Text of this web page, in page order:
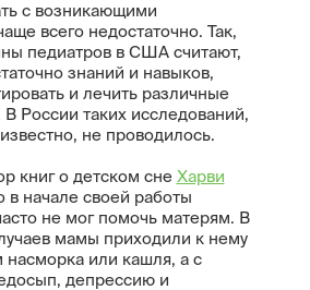
с возникающими
всего недостаточно. Так,
педиатров в США считают,
знаний и навыков,
и лечить различные
России таких исследований,
не проводилось.
книг о детском сне Харви
в начале своей работы
не мог помочь матерям. В
мамы приходили к нему
насморка или кашля, а с
депрессию и